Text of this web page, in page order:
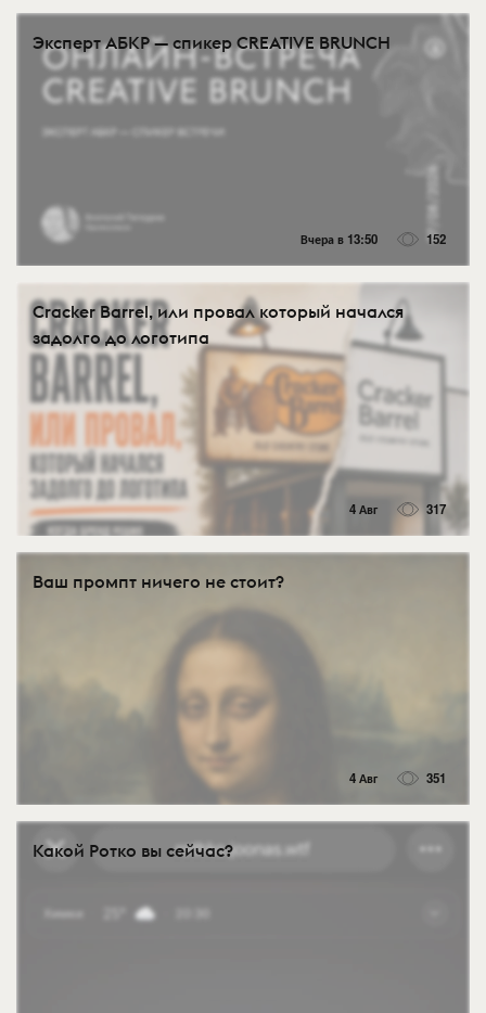
Эксперт АБКР — спикер CREATIVE BRUNCH
Вчера в 13:50 152
Cracker Barrel, или провал который начался
задолго до логотипа
4 Авг 317
Ваш промпт ничего не стоит?
4 Авг 351
Какой Ротко вы сейчас?